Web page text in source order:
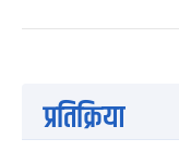
प्रतिक्रिया